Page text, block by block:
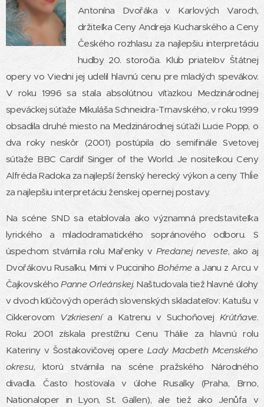
Antonína Dvořáka v Karlových Varoch,
držiteľka Ceny Andreja Kucharského a Ceny
Českého rozhlasu za najlepšiu interpretáciu
hudby 20. storočia. Klub priateľov Štátnej
opery vo Viedni jej udelil hlavnú cenu pre mladých spevákov.
V roku 1996 sa stala absolútnou víťazkou Medzinárodnej
speváckej súťaže Mikuláša Schneidra-Trnavského, v roku 1999
obsadila druhé miesto na Medzinárodnej súťaži Lucie Popp, o
dva roky neskôr (2001) postúpila do semifinále Svetovej
súťaže BBC Cardif Singer of the World. Je nositeľkou Ceny
Alfréda Radoka za najlepší ženský herecký výkon a ceny Thĺie
za najlepšiu interpretáciu ženskej opernej postavy.
Na scéne SND sa etablovala ako významná predstaviteľka
lyrického a mladodramatického sopránového odboru. S
úspechom stvárnila rolu Mařenky v Predanej neveste, ako aj
Dvořákovu Rusalku, Mimi v Pucciniho Bohémea Janu z Arcu v
ČajkovskéhoPanne Orleánskej. Naštudovala tiež hlavné úlohy
v dvoch kľúčových operách slovenských skladateľov: Katušu v
Cikkerovom Vzkriesenía Katrenu v Suchoňovej Krútňave.
Roku 2001 získala prestížnu Cenu Thálie za hlavnú rolu
Kateriny v Šostakovičovej opere Lady Macbeth Mcenského
okresu, ktorú stvárnila na scéne pražského Národného
divadla. Často hosťovala v úlohe Rusalky (Praha, Brno,
Nationaloper in Lyon, St. Gallen), ale tiež ako Jenůfa v